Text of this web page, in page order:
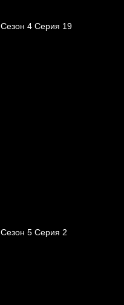
Сезон 4 Серия 19
Сезон 5 Серия 2